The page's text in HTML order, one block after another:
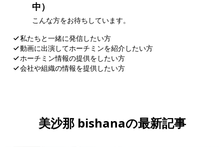
中）
こんな方をお待ちしています。
私たちと一緒に発信したい方
動画に出演してホーチミンを紹介したい方
ホーチミン情報の提供をしたい方
会社や組織の情報を提供したい方
美沙那 bishanaの最新記事